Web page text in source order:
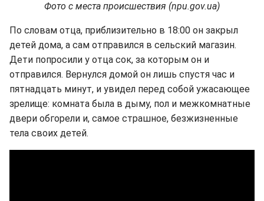
Фото с места происшествия (npu.gov.ua)
По словам отца, приблизительно в 18:00 он закрыл
детей дома, а сам отправился в сельский магазин.
Дети попросили у отца сок, за которым он и
отправился. Вернулся домой он лишь спустя час и
пятнадцать минут, и увидел перед собой ужасающее
зрелище: комната была в дыму, пол и межкомнатные
двери обгорели и, самое страшное, безжизненные
тела своих детей.